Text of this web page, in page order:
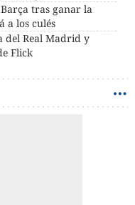
tras ganar la
a los culés
del Real Madrid y
Flick